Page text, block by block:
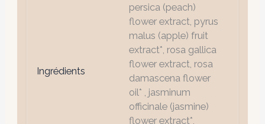
Ingrédients
persica (peach)
flower extract, pyrus
malus (apple) fruit
extract*, rosa gallica
flower extract, rosa
damascena flower
oil* , jasminum
officinale (jasmine)
flower extract*,